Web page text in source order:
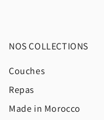
NOS COLLECTIONS
Couches
Repas
Made in Morocco